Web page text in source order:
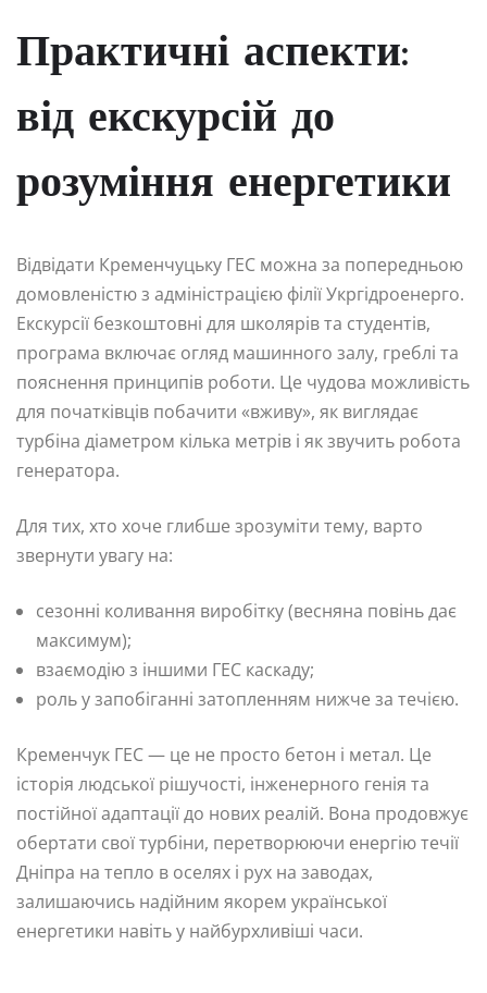
Практичні аспекти:
від екскурсій до
розуміння енергетики
Відвідати Кременчуцьку ГЕС можна за попередньою
домовленістю з адміністрацією філії Укргідроенерго.
Екскурсії безкоштовні для школярів та студентів,
програма включає огляд машинного залу, греблі та
пояснення принципів роботи. Це чудова можливість
для початківців побачити «вживу», як виглядає
турбіна діаметром кілька метрів і як звучить робота
генератора.
Для тих, хто хоче глибше зрозуміти тему, варто
звернути увагу на:
сезонні коливання виробітку (весняна повінь дає
максимум);
взаємодію з іншими ГЕС каскаду;
роль у запобіганні затопленням нижче за течією.
Кременчук ГЕС — це не просто бетон і метал. Це
історія людської рішучості, інженерного генія та
постійної адаптації до нових реалій. Вона продовжує
обертати свої турбіни, перетворюючи енергію течії
Дніпра на тепло в оселях і рух на заводах,
залишаючись надійним якорем української
енергетики навіть у найбурхливіші часи.